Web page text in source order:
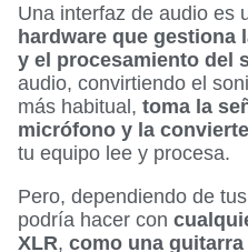
Una interfaz de audio es
hardware que gestiona
y el procesamiento del
audio, convirtiendo el
más habitual, toma la
micrófono y la
tu equipo lee y procesa.
Pero, dependiendo de
podría hacer con
XLR, como una